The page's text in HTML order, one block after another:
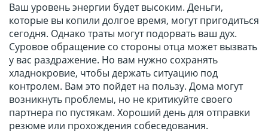
Ваш уровень энергии будет высоким. Деньги,
которые вы копили долгое время, могут пригодиться
сегодня. Однако траты могут подорвать ваш дух.
Суровое обращение со стороны отца может вызвать
у вас раздражение. Но вам нужно сохранять
хладнокровие, чтобы держать ситуацию под
контролем. Вам это пойдет на пользу. Дома могут
возникнуть проблемы, но не критикуйте своего
партнера по пустякам. Хороший день для отправки
резюме или прохождения собеседования.